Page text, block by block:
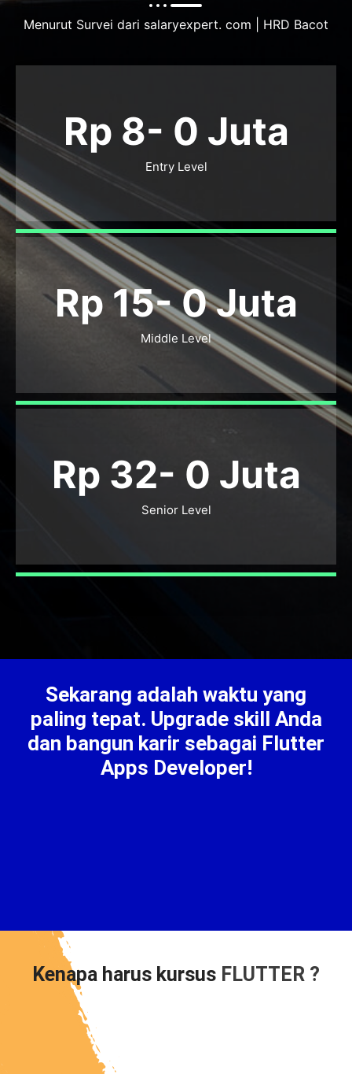
Menurut Survei dari salaryexpert. com | HRD Bacot
Rp 8- 0 Juta
Entry Level
Rp 15-0Juta
Middle Level
Rp 32- 0 Juta
Senior Level
Sekarang adalah waktu yang
paling tepat. Upgrade skill Anda
dan bangun karir sebagai Flutter
Apps Developer!
Kenapa harus kursus FLUTTER ?